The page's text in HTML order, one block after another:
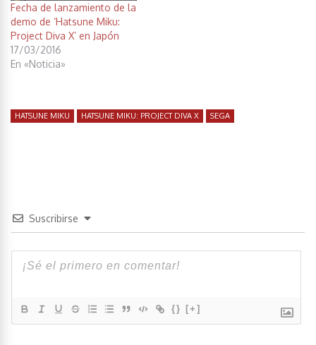
Fecha de lanzamiento de la
demo de ‘Hatsune Miku:
Project Diva X’ en Japón
17/03/2016
En «Noticia»
HATSUNE MIKU HATSUNE MIKU: PROJECT DIVA X SEGA
Suscribirse
{} [+]